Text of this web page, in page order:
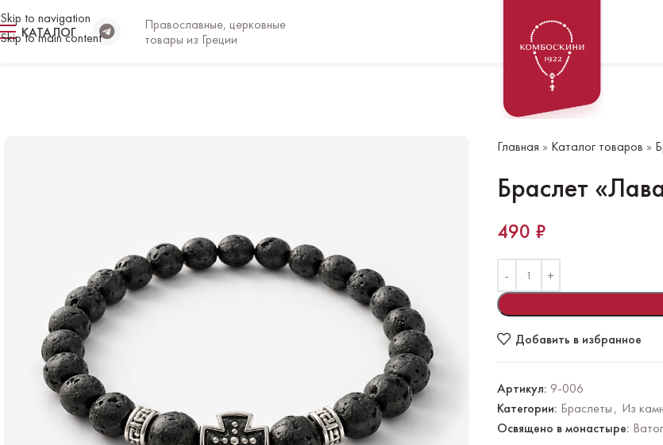
Skip to navigation
Skip to main content
КАТАЛОГ
Православные, церковные
товары из Греции
Главная » Каталог товаров »
Браслет
490 ₽
Добавить в избранное
Артикул: 9-006
Категории: Браслеты, Из
Освящено в монастыре: